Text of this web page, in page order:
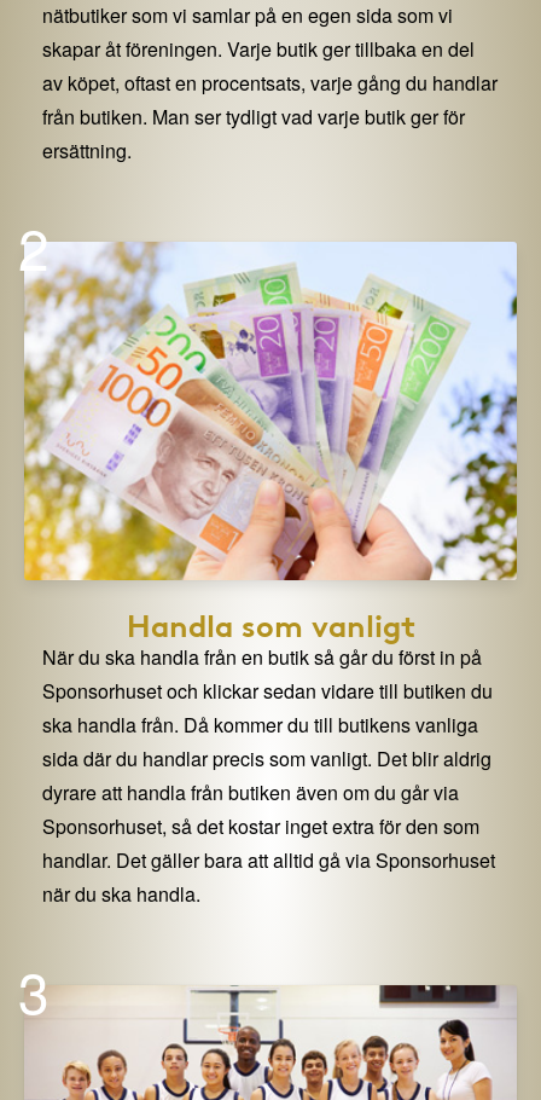
nätbutiker som vi samlar på en egen sida som vi
skapar åt föreningen. Varje butik ger tillbaka en del
av köpet, oftast en procentsats, varje gång du handlar
från butiken. Man ser tydligt vad varje butik ger för
ersättning.
2
Handla som vanligt
När du ska handla från en butik så går du först in på
Sponsorhuset och klickar sedan vidare till butiken du
ska handla från. Då kommer du till butikens vanliga
sida där du handlar precis som vanligt. Det blir aldrig
dyrare att handla från butiken även om du går via
Sponsorhuset, så det kostar inget extra för den som
handlar. Det gäller bara att alltid gå via Sponsorhuset
när du ska handla.
3